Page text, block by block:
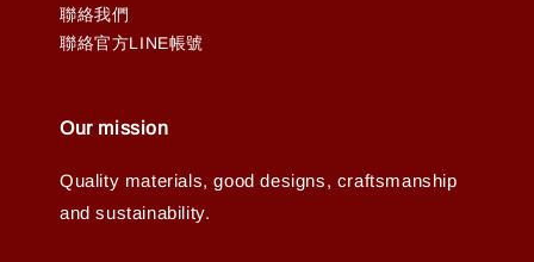
聯絡我們
聯絡官方LINE帳號
Our mission
Quality materials, good designs, craftsmanship
and sustainability.